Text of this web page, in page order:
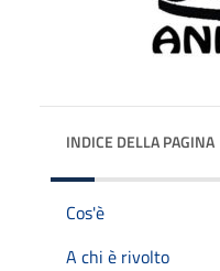
INDICE DELLA PAGINA
Cos'è
A chi è rivolto